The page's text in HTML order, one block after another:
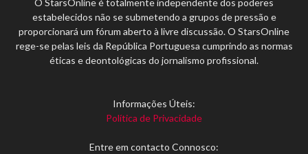
O StarsOnline é totalmente independente dos poderes
estabelecidos não se submetendo a grupos de pressão e
proporcionará um fórum aberto à livre discussão. O StarsOnline
rege-se pelas leis da República Portuguesa cumprindo as normas
éticas e deontológicas do jornalismo profissional.
Informações Úteis:
Política de Privacidade
Entre em contacto Connosco: